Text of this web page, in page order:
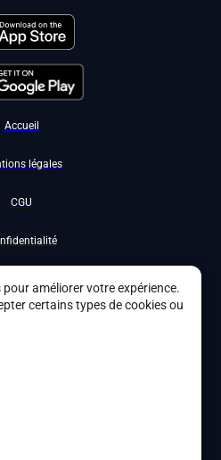
Accueil
légales
CGU
améliorer votre expérience.
certains types de cookies ou